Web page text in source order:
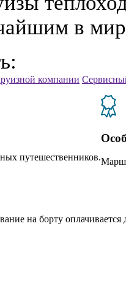
в
компании
путешественников.
на борту